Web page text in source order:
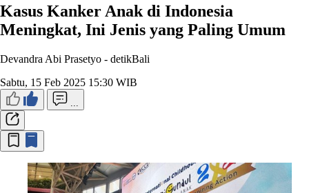
Kasus Kanker Anak di Indonesia
Meningkat, Ini Jenis yang Paling Umum
Devandra Abi Prasetyo - detikBali
Sabtu, 15 Feb 2025 15:30 WIB